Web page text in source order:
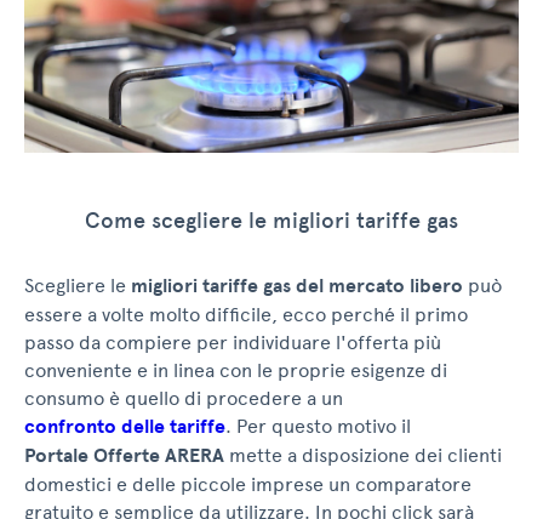
Come scegliere le migliori tariffe gas
Scegliere le migliori tariffe gas del mercato libero può
essere a volte molto difficile, ecco perché il primo
passo da compiere per individuare l'offerta più
conveniente e in linea con le proprie esigenze di
consumo è quello di procedere a un
confronto delle tariffe. Per questo motivo il
Portale Offerte ARERA mette a disposizione dei clienti
domestici e delle piccole imprese un comparatore
gratuito e semplice da utilizzare. In pochi click sarà